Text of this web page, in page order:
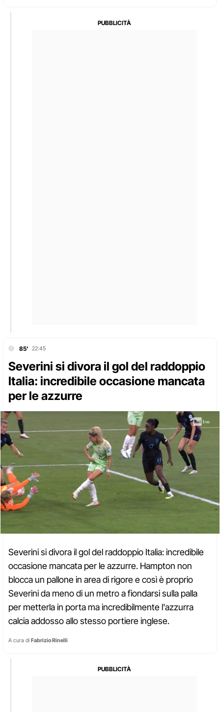
85' 22:45
Severini si divora il gol del raddoppio
Italia: incredibile occasione mancata
per le azzurre
Severini si divora il gol del raddoppio Italia: incredibile
occasione mancata per le azzurre. Hampton non
blocca un pallone in area di rigore e così è proprio
Severini da meno di un metro a fiondarsi sulla palla
per metterla in porta ma incredibilmente l'azzurra
calcia addosso allo stesso portiere inglese.
A cura di Fabrizio Rinelli